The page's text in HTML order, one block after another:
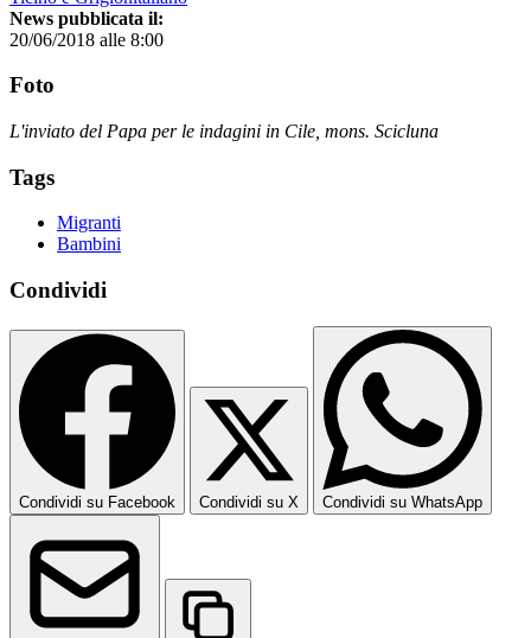
News pubblicata il:
20/06/2018 alle 8:00
Foto
L'inviato del Papa per le indagini in Cile, mons. Scicluna
Tags
Migranti
Bambini
Condividi
Condividi su Facebook Condividi su X Condividi su WhatsApp